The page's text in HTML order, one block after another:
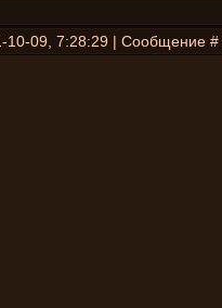
10-09, 7:28:29 | Сообщение #